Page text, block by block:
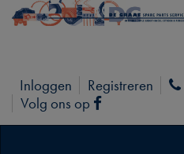
Inloggen Registreren
Volg ons op
Facebook